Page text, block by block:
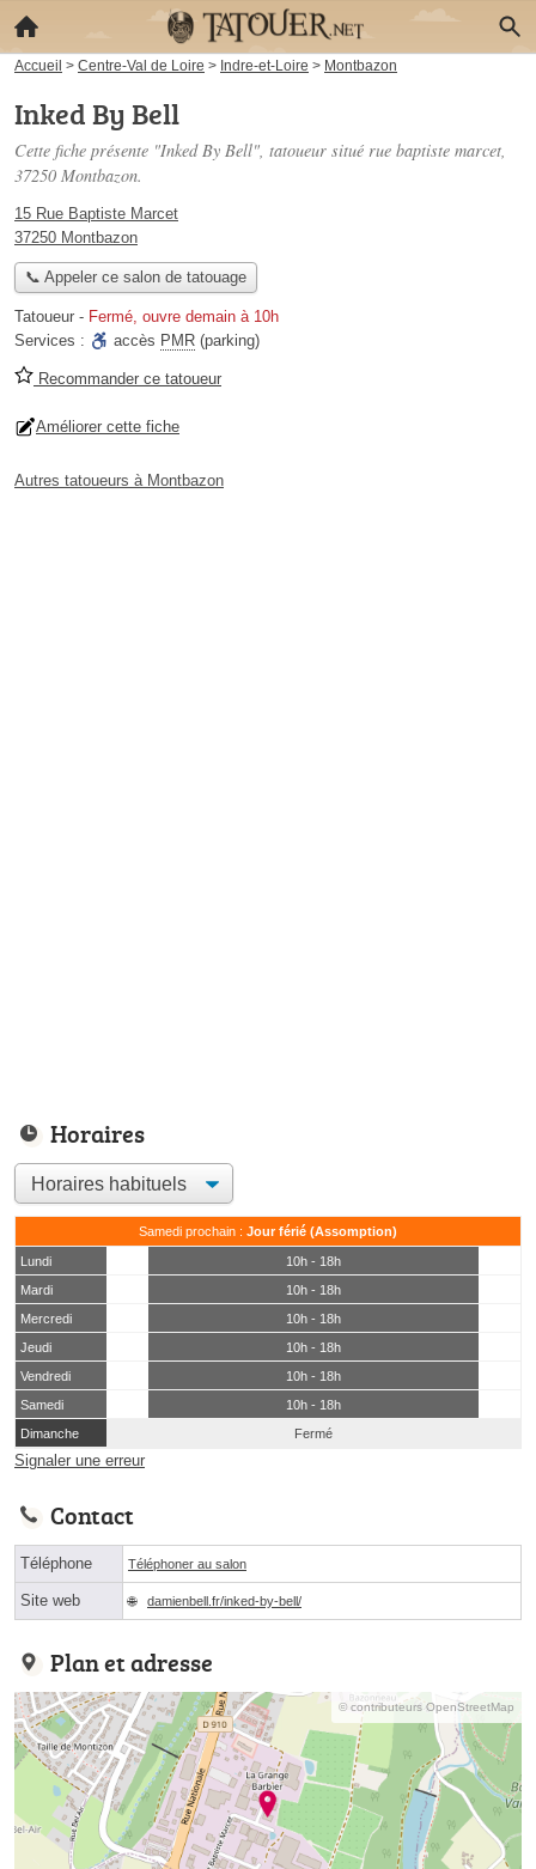
Accueil > Centre-Val de Loire > Indre-et-Loire > Montbazon
Inked By Bell
Cette fiche présente "Inked By Bell", tatoueur situé rue baptiste marcet,
37250 Montbazon.
15 Rue Baptiste Marcet
37250 Montbazon
📞 Appeler ce salon de tatouage
Tatoueur - Fermé, ouvre demain à 10h
Services :
accès PMR (parking)
Recommander ce tatoueur
Améliorer cette fiche
Autres tatoueurs à Montbazon
Horaires
Samedi prochain : Jour férié (Assomption)
Lundi
10h - 18h
Mardi
10h - 18h
Mercredi
10h - 18h
Jeudi
10h - 18h
Vendredi
10h - 18h
Samedi
10h - 18h
Dimanche
Fermé
Signaler une erreur
Contact
Téléphone Téléphoner au salon
Site web damienbell.fr/inked-by-bell/
Plan et adresse
© contributeurs OpenStreetMap